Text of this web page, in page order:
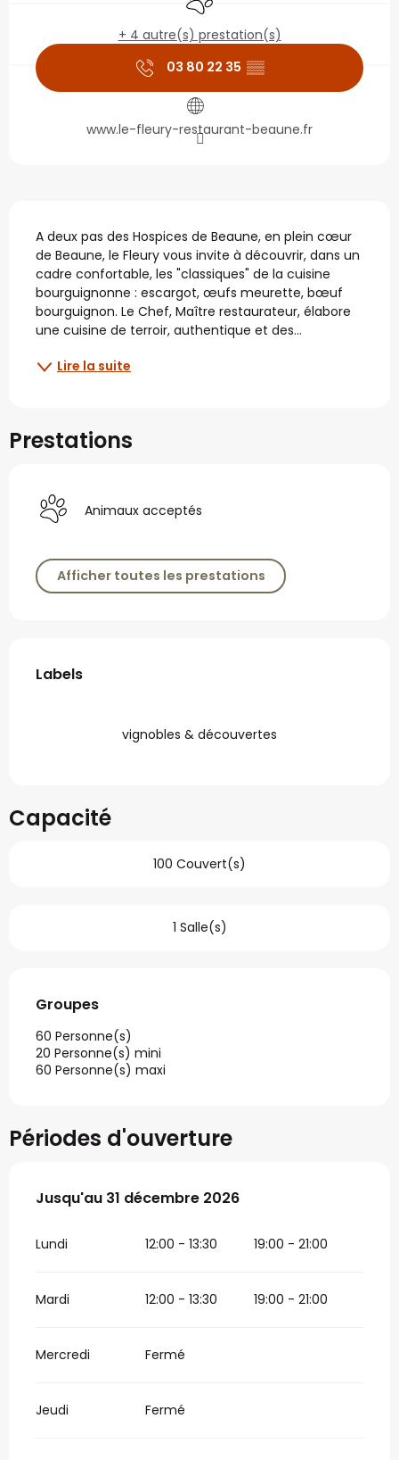
+ 4 autre(s) prestation(s)
03 80 22 35 ▒▒
www.le-fleury-restaurant-beaune.fr
Description
A deux pas des Hospices de Beaune, en plein cœur
de Beaune, le Fleury vous invite à découvrir, dans un
cadre confortable, les "classiques" de la cuisine
bourguignonne : escargot, œufs meurette, bœuf
bourguignon. Le Chef, Maître restaurateur, élabore
une cuisine de terroir, authentique et des...
Lire la suite
Prestations
Animaux acceptés
Afficher toutes les prestations
Offres de prestations
Labels
Labels
vignobles & découvertes
Capacité
100 Couvert(s)
1 Salle(s)
Groupes
Groupes
60 Personne(s)
20 Personne(s) mini
60 Personne(s) maxi
Périodes d'ouverture
Du5 janvier 2026au31 décembre 2026
Jusqu'au 31 décembre 2026
Lundi 12:00 - 13:30 19:00 - 21:00
Mardi 12:00 - 13:30 19:00 - 21:00
Mercredi Fermé
Jeudi Fermé